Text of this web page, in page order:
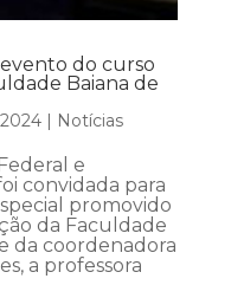
do curso
Baiana de
| Notícias
e
convidada para
promovido
da Faculdade
da coordenadora
a professora